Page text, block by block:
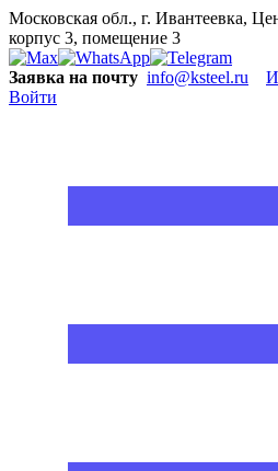
Московская обл., г. Ивантеевка,
корпус 3, помещение 3
Заявка на почту info@ksteel.ru
Войти